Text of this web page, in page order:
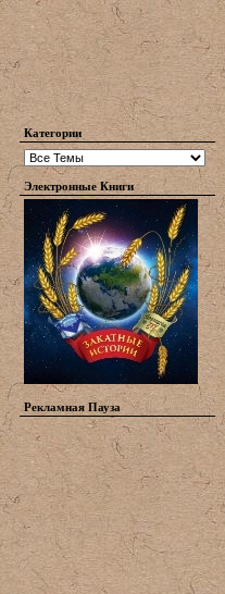
Категории
Электронные Книги
Рекламная Пауза